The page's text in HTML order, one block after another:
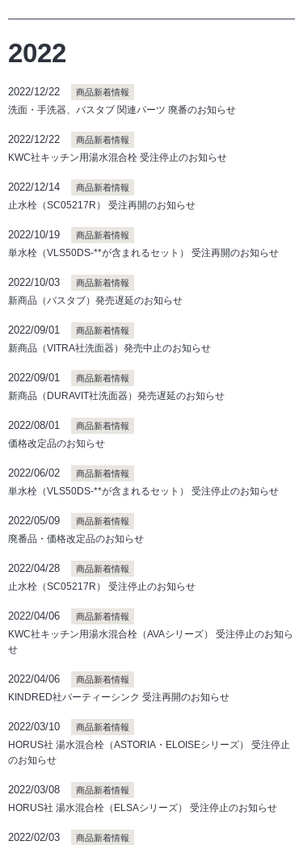
2022
2022/12/22 商品新着情報
洗面・手洗器、バスタブ 関連パーツ 廃番のお知らせ
2022/12/22 商品新着情報
KWC社キッチン用湯水混合栓 受注停止のお知らせ
2022/12/14 商品新着情報
止水栓（SC05217R） 受注再開のお知らせ
2022/10/19 商品新着情報
単水栓（VLS50DS-**が含まれるセット） 受注再開のお知らせ
2022/10/03 商品新着情報
新商品（バスタブ）発売遅延のお知らせ
2022/09/01 商品新着情報
新商品（VITRA社洗面器）発売中止のお知らせ
2022/09/01 商品新着情報
新商品（DURAVIT社洗面器）発売遅延のお知らせ
2022/08/01 商品新着情報
価格改定品のお知らせ
2022/06/02 商品新着情報
単水栓（VLS50DS-**が含まれるセット） 受注停止のお知らせ
2022/05/09 商品新着情報
廃番品・価格改定品のお知らせ
2022/04/28 商品新着情報
止水栓（SC05217R） 受注停止のお知らせ
2022/04/06 商品新着情報
KWC社キッチン用湯水混合栓（AVAシリーズ） 受注停止のお知ら
せ
2022/04/06 商品新着情報
KINDRED社パーティーシンク 受注再開のお知らせ
2022/03/10 商品新着情報
HORUS社 湯水混合栓（ASTORIA・ELOISEシリーズ） 受注停止
のお知らせ
2022/03/08 商品新着情報
HORUS社 湯水混合栓（ELSAシリーズ） 受注停止のお知らせ
2022/02/03 商品新着情報